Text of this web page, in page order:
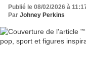
Publié le 08/02/2026 à
Par Johney Perkins